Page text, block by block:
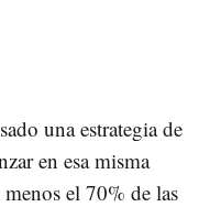
una estrategia de
en esa misma
el 70% de las